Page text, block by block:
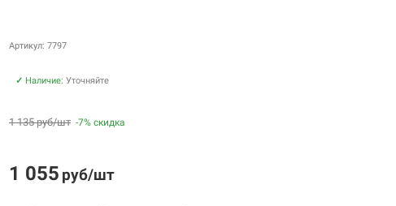
Артикул: 7797
✓ Наличие: Уточняйте
1 135 руб/шт -7% скидка
1 055 руб/шт